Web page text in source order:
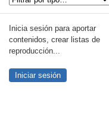
Inicia sesión para aportar
contenidos, crear listas de
reproducción...
Iniciar sesión